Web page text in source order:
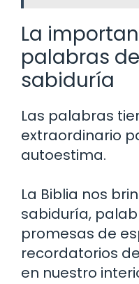
La
palabras
sabiduría
Las palabras
extraordinario
autoestima.
La Biblia nos
sabiduría,
promesas de
recordatorios
en nuestro